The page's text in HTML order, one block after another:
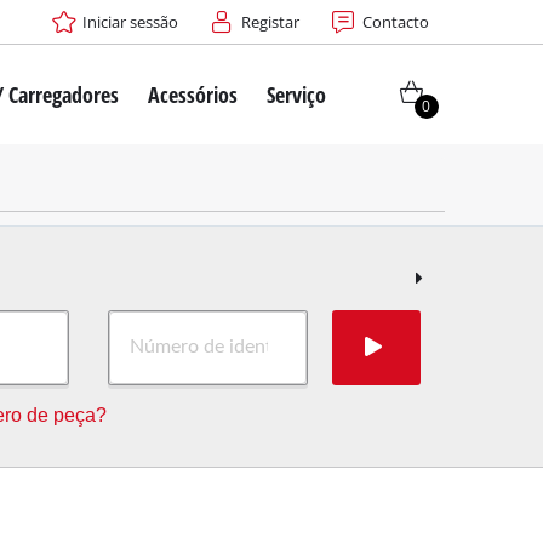
Iniciar sessão Registar Contacto
Acessórios Serviço 0
de peça?